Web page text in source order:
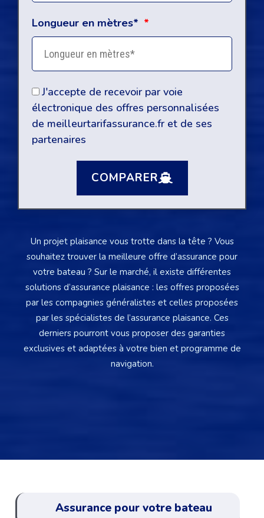
Longueur en mètres*
J'accepte de recevoir par voie
électronique des offres personnalisées
de meilleurtarifassurance.fr et de ses
partenaires
COMPARER
Un projet plaisance vous trotte dans la tête ? Vous
souhaitez trouver la meilleure offre d’assurance pour
votre bateau ? Sur le marché, il existe différentes
solutions d’assurance plaisance : les offres proposées
par les compagnies généralistes et celles proposées
par les spécialistes de l’assurance plaisance. Ces
derniers pourront vous proposer des garanties
exclusives et adaptées à votre bien et programme de
navigation.
Assurance pour votre bateau